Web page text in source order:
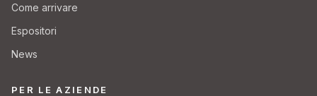
Come arrivare
Espositori
News
PER LE AZIENDE